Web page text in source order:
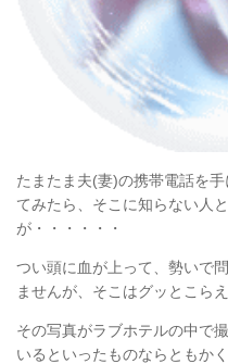
たまたま夫(妻)の携帯電話を
てみたら、 そこに知らない人
が・・・・・・
つい頭に血が上って、勢いで
ませんが、そこはグッとこら
その写真がラブホテルの中で
いるといったものならともか